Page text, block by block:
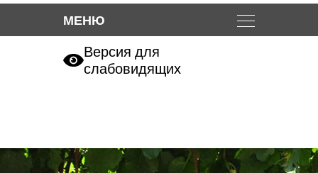
Версия для
слабовидящих